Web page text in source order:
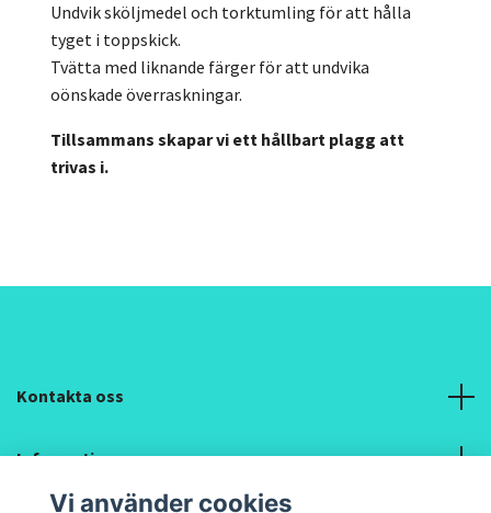
Undvik sköljmedel och torktumling för att hålla
tyget i toppskick.
Tvätta med liknande färger för att undvika
oönskade överraskningar.
Tillsammans skapar vi ett hållbart plagg att
trivas i.
Kontakta oss
Information
Vi använder cookies